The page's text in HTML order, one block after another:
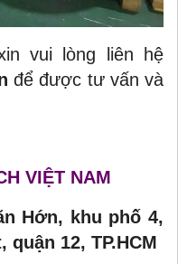
vui lòng liên hệ
để được tư vấn và
VIỆT NAM
Hớn, khu phố 4,
12, TP.HCM